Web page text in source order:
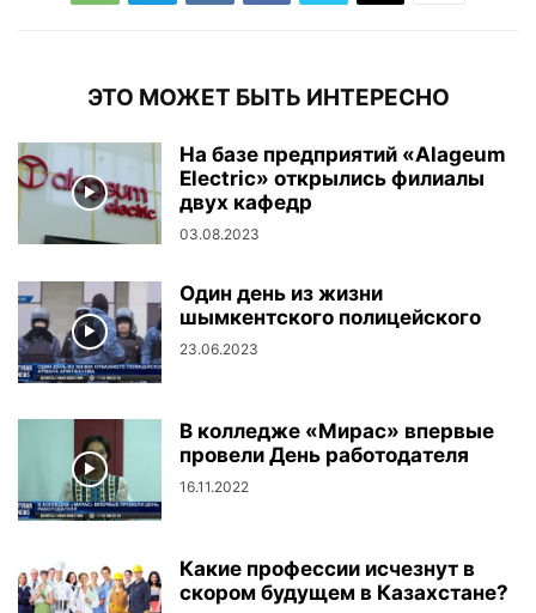
ЭТО МОЖЕТ БЫТЬ ИНТЕРЕСНО
На базе предприятий «Alageum
Electric» открылись филиалы
двух кафедр
03.08.2023
Один день из жизни
шымкентского полицейского
23.06.2023
В колледже «Мирас» впервые
провели День работодателя
16.11.2022
Какие профессии исчезнут в
скором будущем в Казахстане?